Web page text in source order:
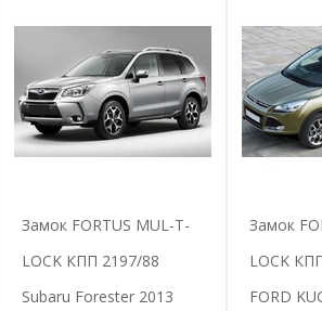
Замок FORTUS MUL-T-
LOCK КПП 2197/88
Subaru Forester 2013
Замок
LOCK
FORD